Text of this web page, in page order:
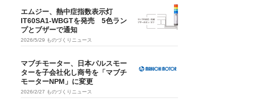
エムジー、熱中症指数表示灯
IT60SA1-WBGTを発売 5色ラン
プとブザーで通知
2026/5/29 ものづくりニュース
マブチモーター、日本パルスモー
ターを子会社化し商号を「マブチ
モーターNPM」に変更
2026/2/27 ものづくりニュース